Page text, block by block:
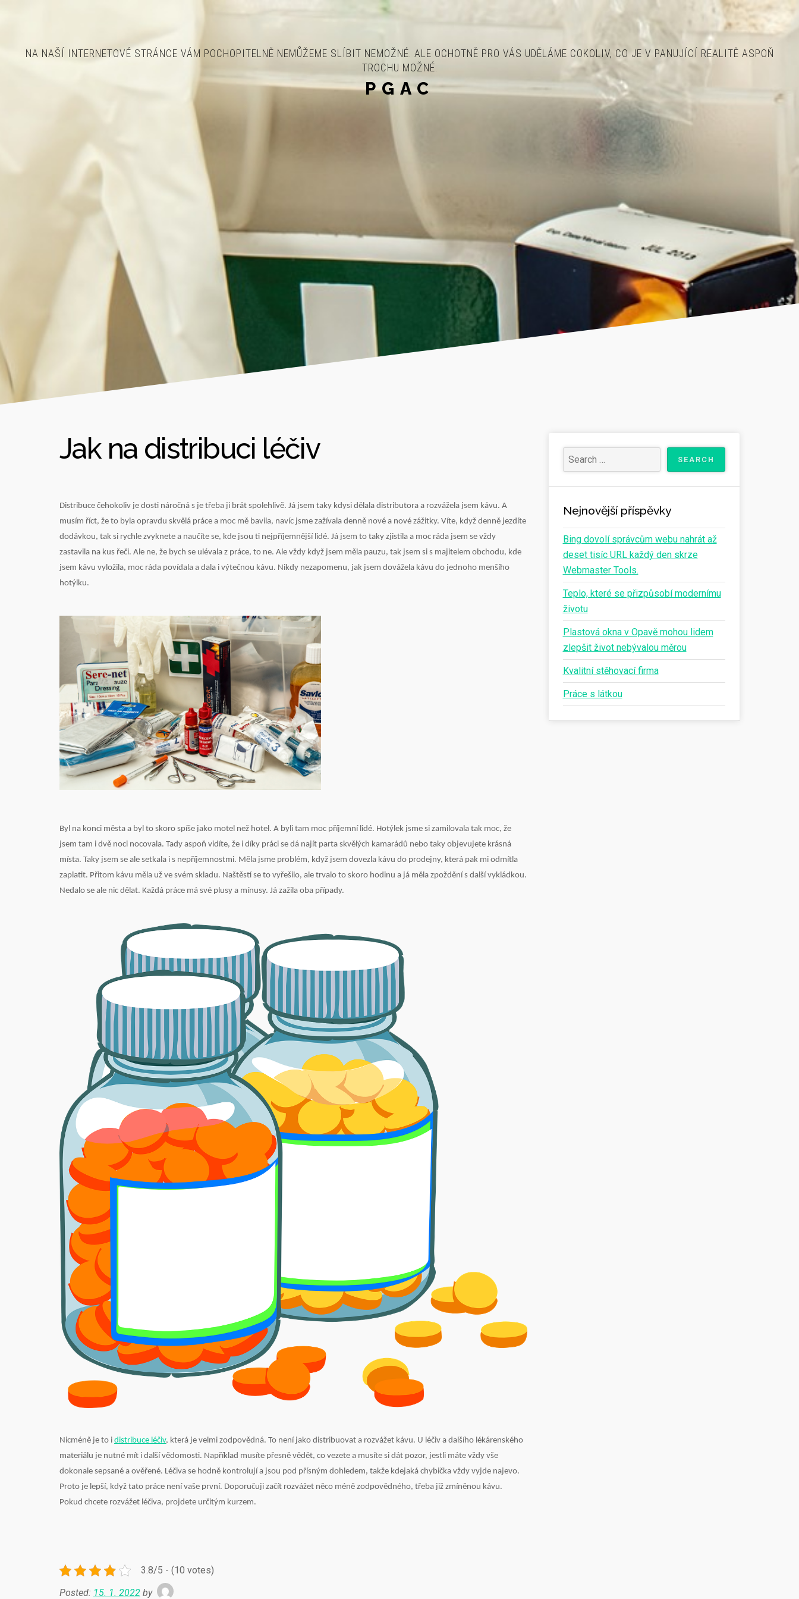
NA NAŠÍ INTERNETOVÉ STRÁNCE VÁM POCHOPITELNĚ NEMŮŽEME SLÍBIT NEMOŽNÉ. ALE OCHOTNĚ PRO VÁS UDĚLÁME COKOLIV, CO JE V PANUJÍCÍ REALITĚ ASPOŇ
TROCHU MOŽNÉ.
PGAC
Jak na distribuci léčiv
Distribuce čehokoliv je dosti náročná s je třeba ji brát spolehlivě. Já jsem taky kdysi dělala distributora a rozvážela jsem kávu. A
musím říct, že to byla opravdu skvělá práce a moc mě bavila, navíc jsme zažívala denně nové a nové zážitky. Víte, když denně jezdíte
dodávkou, tak si rychle zvyknete a naučíte se, kde jsou ti nejpříjemnější lidé. Já jsem to taky zjistila a moc ráda jsem se vždy
zastavila na kus řeči. Ale ne, že bych se ulévala z práce, to ne. Ale vždy když jsem měla pauzu, tak jsem si s majitelem obchodu, kde
jsem kávu vyložila, moc ráda povídala a dala i výtečnou kávu. Nikdy nezapomenu, jak jsem dovážela kávu do jednoho menšího
hotýlku.
Byl na konci města a byl to skoro spíše jako motel než hotel. A byli tam moc příjemní lidé. Hotýlek jsme si zamilovala tak moc, že
jsem tam i dvě noci nocovala. Tady aspoň vidíte, že i díky práci se dá najít parta skvělých kamarádů nebo taky objevujete krásná
místa. Taky jsem se ale setkala i s nepříjemnostmi. Měla jsme problém, když jsem dovezla kávu do prodejny, která pak mi odmítla
zaplatit. Přitom kávu měla už ve svém skladu. Naštěstí se to vyřešilo, ale trvalo to skoro hodinu a já měla zpoždění s další vykládkou.
Nedalo se ale nic dělat. Každá práce má své plusy a mínusy. Já zažila oba případy.
Nicméně je to i distribuce léčiv, která je velmi zodpovědná. To není jako distribuovat a rozvážet kávu. U léčiv a dalšího lékárenského
materiálu je nutné mít i další vědomosti. Například musíte přesně vědět, co vezete a musíte si dát pozor, jestli máte vždy vše
dokonale sepsané a ověřené. Léčiva se hodně kontrolují a jsou pod přísným dohledem, takže kdejaká chybička vždy vyjde najevo.
Proto je lepší, když tato práce není vaše první. Doporučuji začít rozvážet něco méně zodpovědného, třeba již zmíněnou kávu.
Pokud chcete rozvážet léčiva, projdete určitým kurzem.
3.8/5 - (10 votes)
Posted: 15. 1. 2022 by
Nejnovější příspěvky
Bing dovolí správcům webu nahrát až
deset tisíc URL každý den skrze
Webmaster Tools.
Teplo, které se přizpůsobí modernímu
životu
Plastová okna v Opavě mohou lidem
zlepšit život nebývalou měrou
Kvalitní stěhovací firma
Práce s látkou